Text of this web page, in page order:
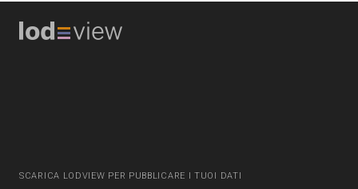
SCARICA LODVIEW PER PUBBLICARE I TUOI DATI